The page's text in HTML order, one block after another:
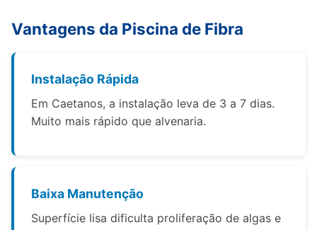
Vantagens da Piscina de Fibra
Instalação Rápida
Em Caetanos, a instalação leva de 3 a 7 dias.
Muito mais rápido que alvenaria.
Baixa Manutenção
Superfície lisa dificulta proliferação de algas e